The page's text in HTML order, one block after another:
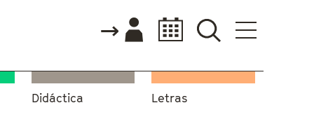
Didáctica Letras